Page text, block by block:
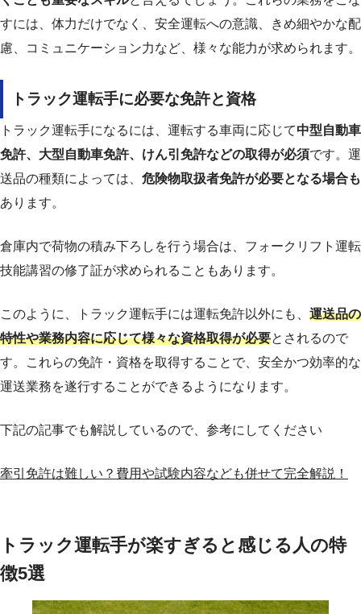
すには、体力だけでなく、安全運転への意識、きめ細やかな配
慮、コミュニケーション力など、様々な能力が求められます。
トラック運転手に必要な免許と資格
トラック運転手になるには、運転する車両に応じて中型自動車
免許、大型自動車免許、けん引免許などの取得が必須です。運
送品の種類によっては、 危険物取扱者免許が必要となる場合も
あります。
倉庫内で荷物の積み下ろしを行う場合は、フォークリフト運転
技能講習の修了証が求められることもあります。
このように、トラック運転手には運転免許以外にも、 運送品の
特性や業務内容に応じて様々な資格取得が必要とされるので
す。これらの免許・資格を取得することで、安全かつ効率的な
運送業務を遂行することができるようになります。
下記の記事でも解説しているので、参考にしてください
牽引免許は難しい？費用や試験内容なども併せて完全解説！
トラック運転手が楽すぎると感じる人の特
徴5選